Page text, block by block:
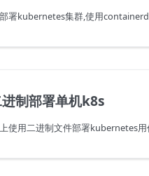
署kubernetes集群,使用containerd
制部署单机k8s